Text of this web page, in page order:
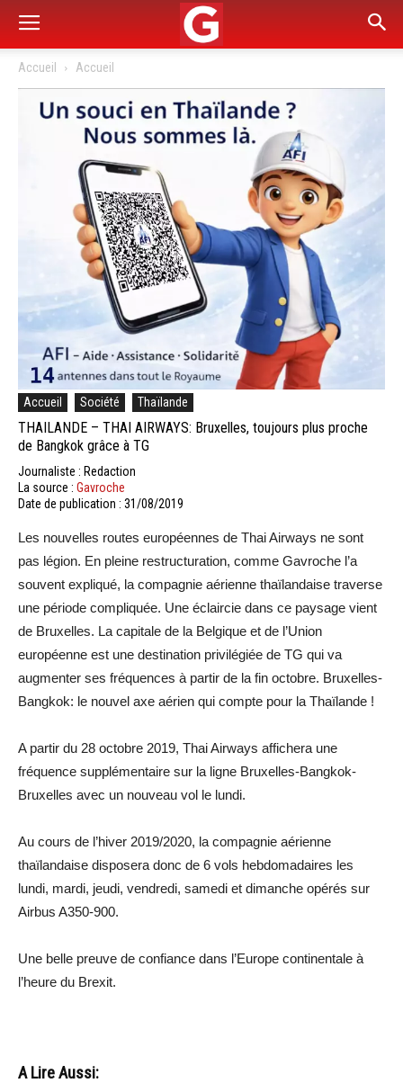
Accueil Accueil
Accueil Société Thaïlande
THAILANDE – THAI AIRWAYS: Bruxelles, toujours plus proche
de Bangkok grâce à TG
Journaliste : Redaction
La source : Gavroche
Date de publication : 31/08/2019
Les nouvelles routes européennes de Thai Airways ne sont
pas légion. En pleine restructuration, comme Gavroche l’a
souvent expliqué, la compagnie aérienne thaïlandaise traverse
une période compliquée. Une éclaircie dans ce paysage vient
de Bruxelles. La capitale de la Belgique et de l’Union
européenne est une destination privilégiée de TG qui va
augmenter ses fréquences à partir de la fin octobre. Bruxelles-
Bangkok: le nouvel axe aérien qui compte pour la Thaïlande !
A partir du 28 octobre 2019, Thai Airways affichera une
fréquence supplémentaire sur la ligne Bruxelles-Bangkok-
Bruxelles avec un nouveau vol le lundi.
Au cours de l’hiver 2019/2020, la compagnie aérienne
thaïlandaise disposera donc de 6 vols hebdomadaires les
lundi, mardi, jeudi, vendredi, samedi et dimanche opérés sur
Airbus A350-900.
Une belle preuve de confiance dans l’Europe continentale à
l’heure du Brexit.
A Lire Aussi: